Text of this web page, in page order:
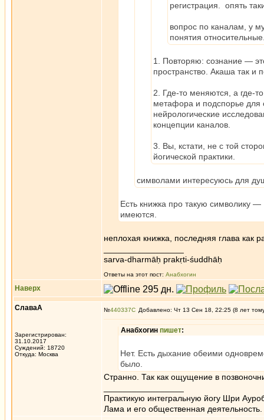
регистрация. опять
вопрос по каналам, у
понятия
1. Повторяю: сознание —
пространство. Акаша так и
2. Где-то меняются, а где-
метафора и подспорье
нейрологические
концепции каналов.
3. Вы, кстати, не с той
йогической практики.
символами интересуюсь для
Есть книжка про такую символику
имеются.
неплохая книжка, последняя глава как
sarva-dharmāḥ prakṛti-śuddhāḥ
Ответы на этот пост: Анабхогин
Наверх
СлаваА
Зарегистрирован:
31.10.2017
Суждений: 18720
Откуда: Москва
№440337 Добавлено: Чт 13 Сен 18, 22:25 (8 лет
Анабхогин пишет:
Нет. Есть дыхание обеими
было.
Странно. Так как ощущение в
Практикую интегральную йогу Шри
Лама и его общественная деятельность.